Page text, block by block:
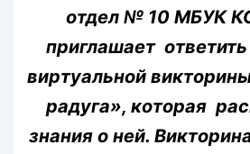
отдел № 10 МБУК
приглашает
виртуальной
радуга», которая
знания о ней.